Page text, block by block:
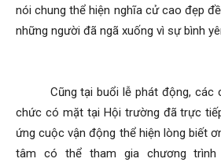
nói chung thể hiện nghĩa cử cao đẹp
những người đã ngã xuống vì sự bình
Cũng tại buổi lễ phát động, các
chức có mặt tại Hội trường đã trực
ứng cuộc vận động thể hiện lòng biết
tâm có thể tham gia chương